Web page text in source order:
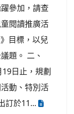
參加，請查
閱讀推廣活
目標，以兒
題。 二、
日止，規劃
動、特別活
訂於11...